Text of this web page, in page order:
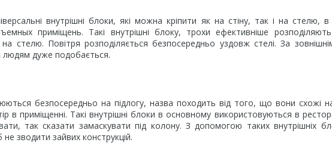
внутрішні блоки, які можна кріпити як на стіну, так і на стелю,
приміщень. Такі внутрішні блоку, трохи ефективніше
стелю. Повітря розподіляється безпосередньо уздовж стелі. За
дуже подобається.
безпосередньо на підлогу, назва походить від того, що вони схожі
в приміщенні. Такі внутрішні блоки в основному використовуються в
так сказати замаскувати під колону. З допомогою таких внутрішніх
зводити зайвих конструкцій.